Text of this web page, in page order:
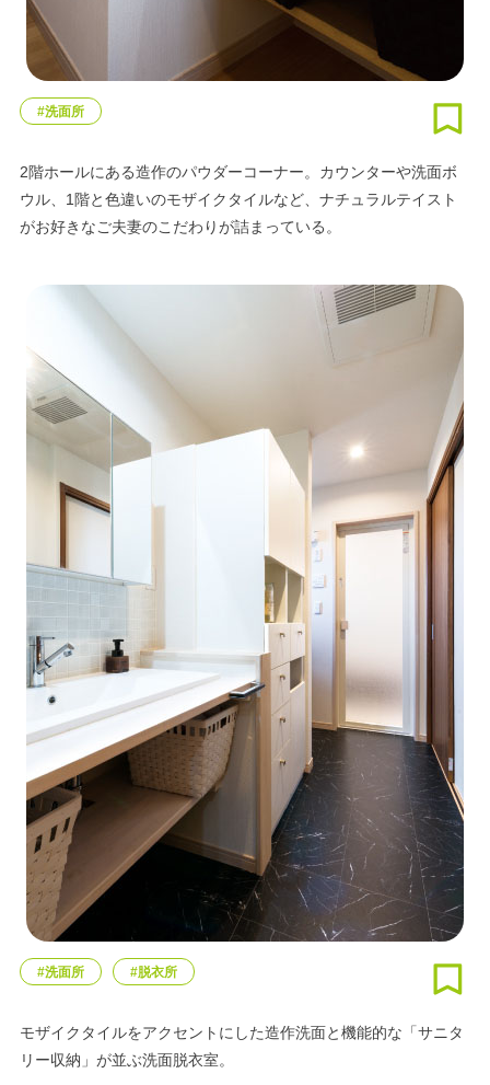
#洗面所
2階ホールにある造作のパウダーコーナー。カウンターや洗面ボ
ウル、1階と色違いのモザイクタイルなど、ナチュラルテイスト
がお好きなご夫妻のこだわりが詰まっている。
#洗面所 #脱衣所
モザイクタイルをアクセントにした造作洗面と機能的な「サニタ
リー収納」が並ぶ洗面脱衣室。